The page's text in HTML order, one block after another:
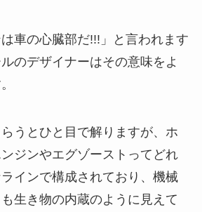
車の心臓部だ!!!」と言われます
のデザイナーはその意味をよ
うとひと目で解りますが、ホ
ジンやエグゾーストってどれ
インで構成されており、機械
生き物の内蔵のように見えて